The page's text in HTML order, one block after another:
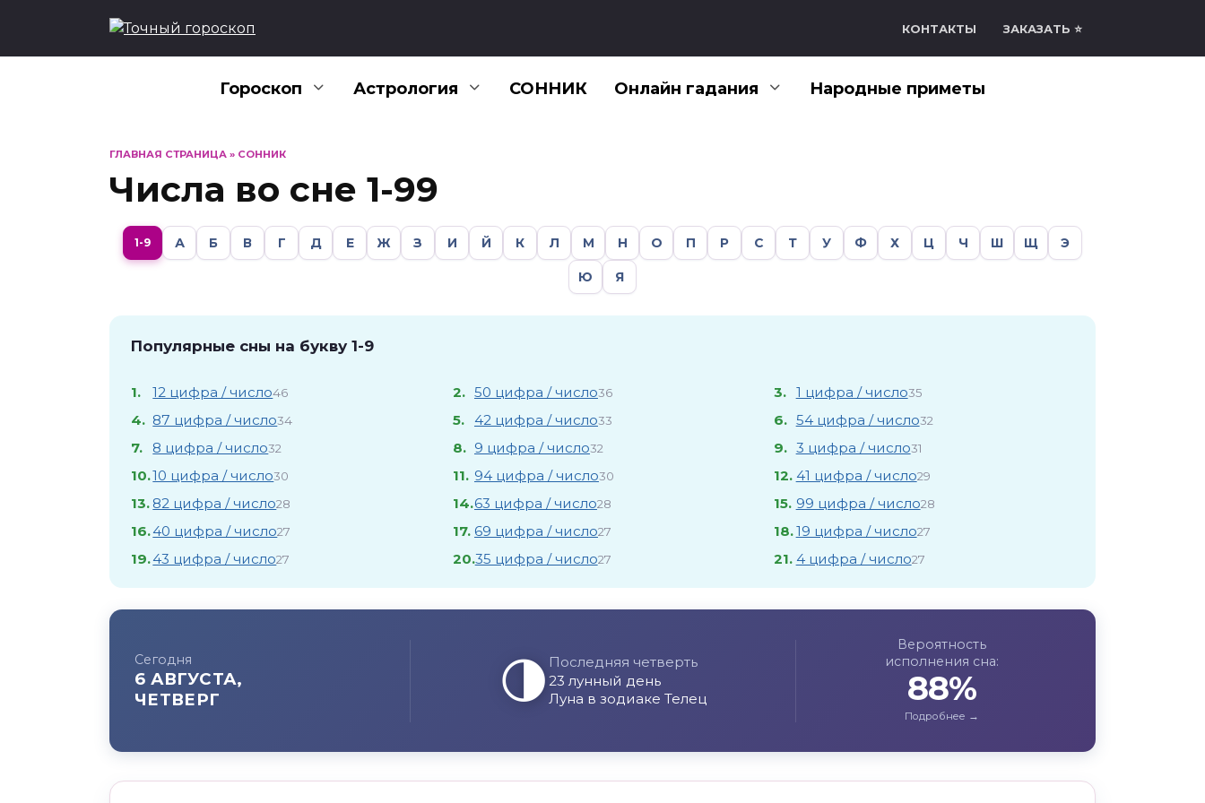
содержанию
КОНТАКТЫ ЗАКАЗАТЬ ⭐
Гороскоп Астрология СОННИК Онлайн гадания Народные приметы
ГЛАВНАЯ СТРАНИЦА » СОННИК
Числа во сне 1-99
1-9 А Б В Г Д Е Ж З И Й К Л М Н О П Р С Т У Ф Х Ц Ч Ш Щ Э
Ю Я
Популярные сны на букву 1-9
1. 12 цифра / число46 2. 50 цифра / число36 3. 1 цифра / число35
4. 87 цифра / число34 5. 42 цифра / число33 6. 54 цифра / число32
7. 8 цифра / число32 8. 9 цифра / число32 9. 3 цифра / число31
10.10 цифра / число30 11. 94 цифра / число30 12. 41 цифра / число29
13. 82 цифра / число28 14.63 цифра / число28 15. 99 цифра / число28
16.40 цифра / число27 17. 69 цифра / число27 18.19 цифра / число27
19.43 цифра / число27 20.35 цифра / число27 21. 4 цифра / число27
Сегодня
6 АВГУСТА,
ЧЕТВЕРГ
🌗 Последняя четверть
23 лунный день
Луна в зодиаке Телец
Вероятность
исполнения сна:
88%